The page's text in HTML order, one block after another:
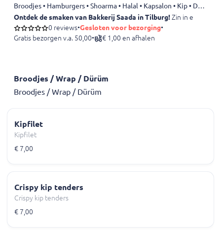
Broodjes • Hamburgers • Shoarma • Halal • Kapsalon • Kip • Döner • Wraps • Dürüm • Friet • Kebab • Drankjes
Ontdek de smaken van Bakkerij Saada in Tilburg!Zin in een vers
0 reviews•Gesloten voor bezorging•
Gratis bezorgen v.a. 50,00• € 1,00 en afhalen
Broodjes / Wrap / Dürüm
Broodjes / Wrap / Dürüm
Kipfilet
Kipfilet
€ 7,00
Crispy kip tenders
Crispy kip tenders
€ 7,00